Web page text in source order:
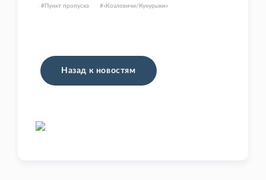
Пункт пропуска «Козловичи/Кукурыки»
Назад к новостям